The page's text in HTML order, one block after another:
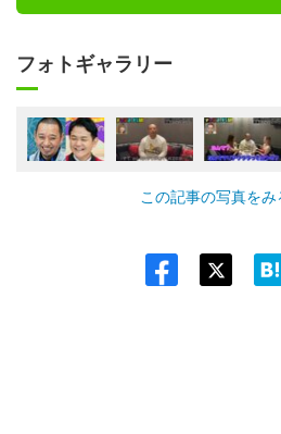
フォトギャラリー
この記事の写真をみ